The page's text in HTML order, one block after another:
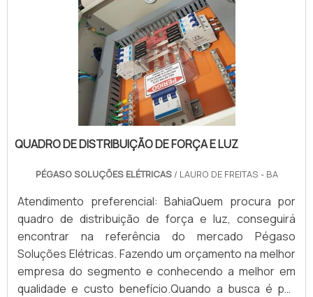
QUADRO DE DISTRIBUIÇÃO DE FORÇA E LUZ
PÉGASO SOLUÇÕES ELÉTRICAS / LAURO DE FREITAS - BA
Atendimento preferencial: BahiaQuem procura por
quadro de distribuição de força e luz, conseguirá
encontrar na referência do mercado Pégaso
Soluções Elétricas. Fazendo um orçamento na melhor
empresa do segmento e conhecendo a melhor em
qualidade e custo benefício.Quando a busca é por